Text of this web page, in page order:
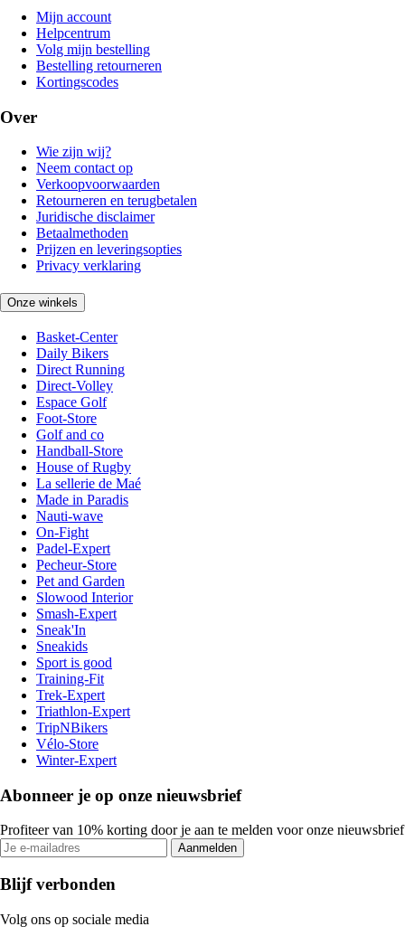
Mijn account
Helpcentrum
Volg mijn bestelling
Bestelling retourneren
Kortingscodes
Over
Wie zijn wij?
Neem contact op
Verkoopvoorwaarden
Retourneren en terugbetalen
Juridische disclaimer
Betaalmethoden
Prijzen en leveringsopties
Privacy verklaring
Onze winkels
Basket-Center
Daily Bikers
Direct Running
Direct-Volley
Espace Golf
Foot-Store
Golf and co
Handball-Store
House of Rugby
La sellerie de Maé
Made in Paradis
Nauti-wave
On-Fight
Padel-Expert
Pecheur-Store
Pet and Garden
Slowood Interior
Smash-Expert
Sneak'In
Sneakids
Sport is good
Training-Fit
Trek-Expert
Triathlon-Expert
TripNBikers
Vélo-Store
Winter-Expert
Abonneer je op onze nieuwsbrief
Profiteer van 10% korting door je aan te melden voor onze nieuwsbrief
Aanmelden
Blijf verbonden
Volg ons op sociale media